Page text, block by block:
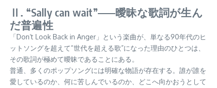
Ⅱ. “Sally can wait”——曖昧な歌詞が生ん
だ普遍性
「Don’t Look Back in Anger」という楽曲が、単なる90年代のヒ
ットソングを超えて“世代を超える歌”になった理由のひとつは、
その歌詞が極めて曖昧であることにある。
普通、多くのポップソングには明確な物語が存在する。誰が誰を
愛しているのか、何に苦しんでいるのか、どこへ向かおうとして